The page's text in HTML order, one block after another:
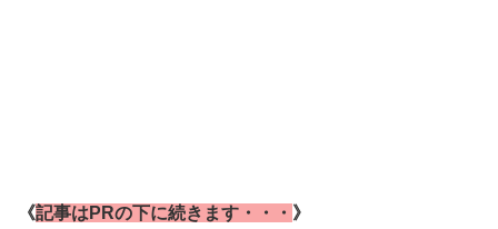
《記事はPRの下に続きます・・・ 》